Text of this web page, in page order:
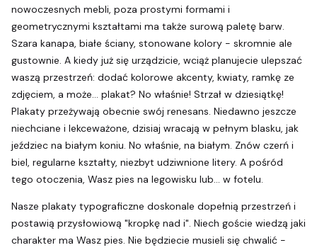
nowoczesnych mebli, poza prostymi formami i
geometrycznymi kształtami ma także surową paletę barw.
Szara kanapa, białe ściany, stonowane kolory - skromnie ale
gustownie. A kiedy już się urządzicie, wciąż planujecie ulepszać
waszą przestrzeń: dodać kolorowe akcenty, kwiaty, ramkę ze
zdjęciem, a może... plakat? No właśnie! Strzał w dziesiątkę!
Plakaty przeżywają obecnie swój renesans. Niedawno jeszcze
niechciane i lekceważone, dzisiaj wracają w pełnym blasku, jak
jeździec na białym koniu. No właśnie, na białym. Znów czerń i
biel, regularne kształty, niezbyt udziwnione litery. A pośród
tego otoczenia, Wasz pies na legowisku lub... w fotelu.
Nasze plakaty typograficzne doskonale dopełnią przestrzeń i
postawią przysłowiową "kropkę nad i". Niech goście wiedzą jaki
charakter ma Wasz pies. Nie będziecie musieli się chwalić -